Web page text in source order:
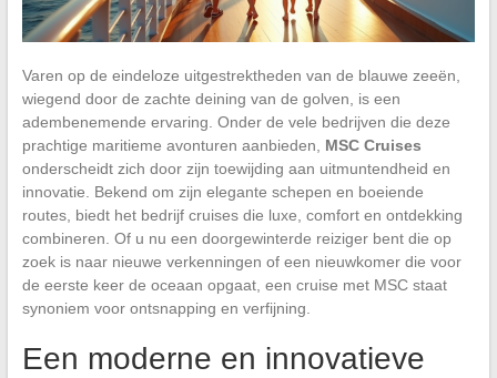
Varen op de eindeloze uitgestrektheden van de blauwe zeeën,
wiegend door de zachte deining van de golven, is een
adembenemende ervaring. Onder de vele bedrijven die deze
prachtige maritieme avonturen aanbieden, MSC Cruises
onderscheidt zich door zijn toewijding aan uitmuntendheid en
innovatie. Bekend om zijn elegante schepen en boeiende
routes, biedt het bedrijf cruises die luxe, comfort en ontdekking
combineren. Of u nu een doorgewinterde reiziger bent die op
zoek is naar nieuwe verkenningen of een nieuwkomer die voor
de eerste keer de oceaan opgaat, een cruise met MSC staat
synoniem voor ontsnapping en verfijning.
Een moderne en innovatieve